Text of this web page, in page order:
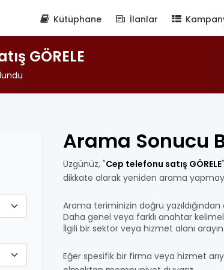
Kütüphane İlanlar
GÖRELE
Arama Sonucu
Üzgünüz, "Cep telefonu satış GÖRELE
dikkate alarak yeniden arama
Arama teriminizin doğru
Daha genel veya farklı anahtar
İlgili bir sektör veya hizmet alanı arayın.
Eğer spesifik bir firma veya hizmet